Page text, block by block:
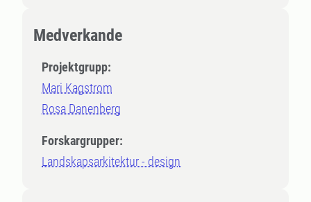
Medverkande
Projektgrupp:
Mari Kagstrom
Rosa Danenberg
Forskargrupper:
Landskapsarkitektur - design